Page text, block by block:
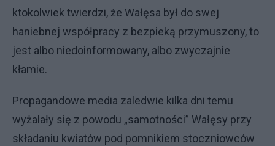
ktokolwiek twierdzi, że Wałęsa był do swej
haniebnej współpracy z bezpieką przymuszony, to
jest albo niedoinformowany, albo zwyczajnie
kłamie.
Propagandowe media zaledwie kilka dni temu
wyżalały się z powodu „samotności” Wałęsy przy
składaniu kwiatów pod pomnikiem stoczniowców